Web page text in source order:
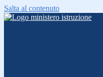
Salta al contenuto